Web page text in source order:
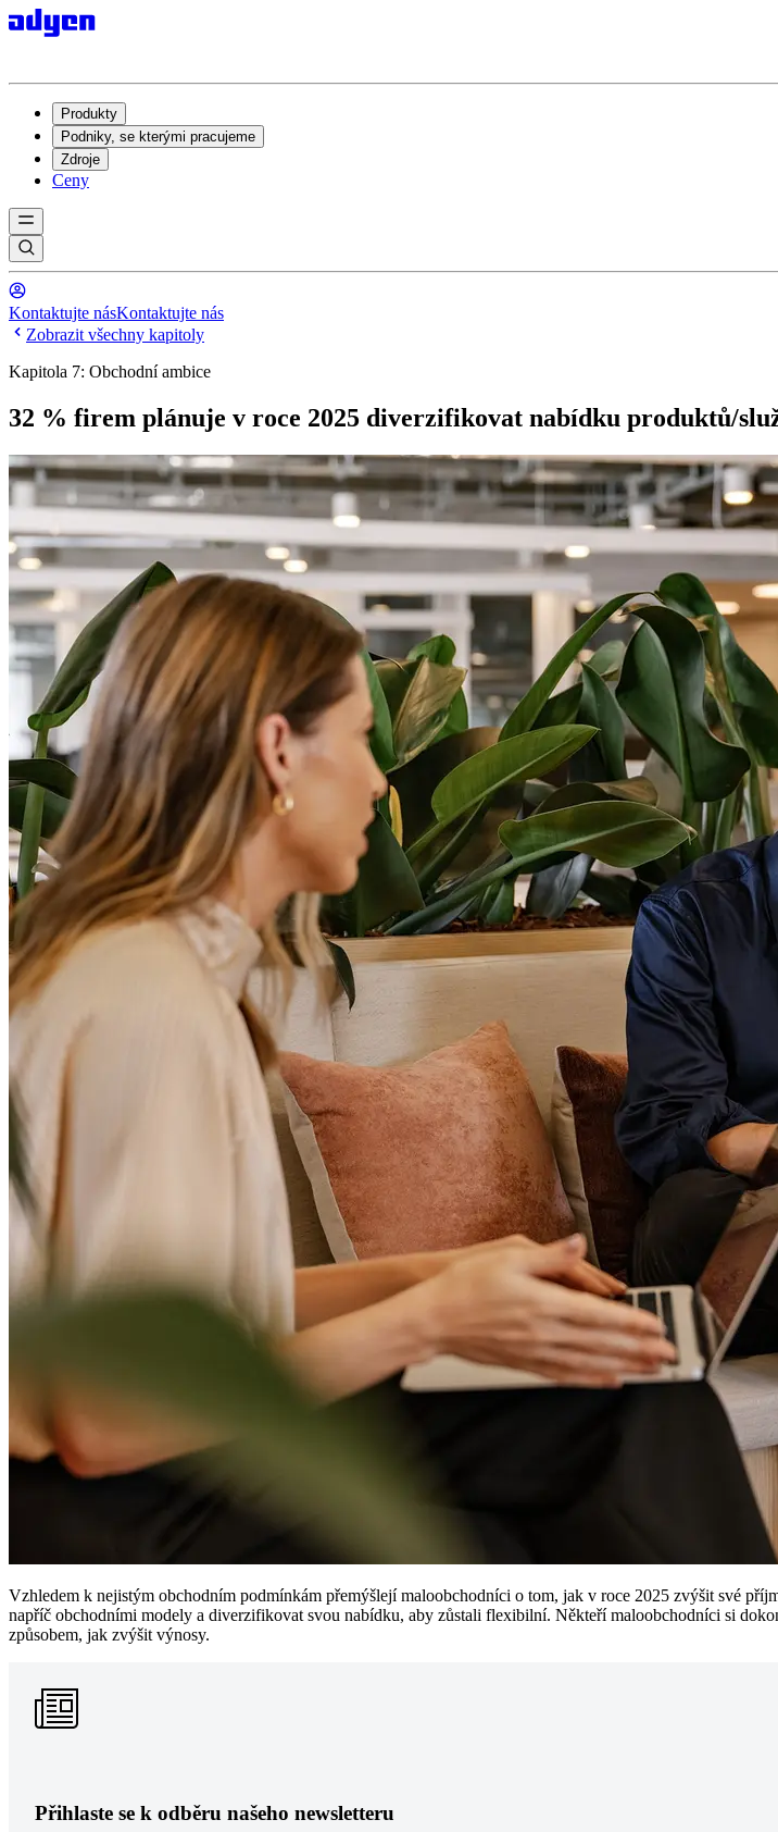
Produkty
Podniky, se kterými pracujeme
Zdroje
Ceny
Kontaktujte násKontaktujte nás
Zobrazit všechny kapitoly
Kapitola 7: Obchodní ambice
32 % firem plánuje v roce 2025 diverzifikovat nabídku produktů/
Vzhledem k nejistým obchodním podmínkám přemýšlejí maloobchodníci o tom, jak v roce 2025 zvýšit své
napříč obchodními modely a diverzifikovat svou nabídku, aby zůstali flexibilní. Někteří maloobchodníci si
způsobem, jak zvýšit výnosy.
Přihlaste se k odběru našeho newsletteru